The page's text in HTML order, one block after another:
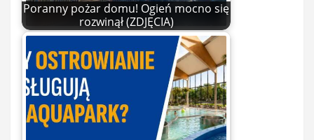
Poranny pożar domu! Ogień mocno się
rozwinął (ZDJĘCIA)